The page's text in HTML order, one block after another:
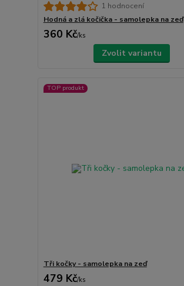
1 hodnocení
Hodná a zlá kočička - samolepka na zeď
360 Kč/ks
Zvolit variantu
TOP produkt
Tři kočky - samolepka na zeď
479 Kč/ks